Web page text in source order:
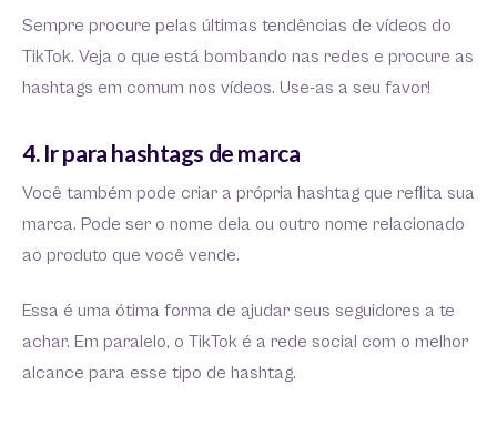
Sempre procure pelas últimas tendências de vídeos do
TikTok. Veja o que está bombando nas redes e procure as
hashtags em comum nos vídeos. Use-as a seu favor!
4. Ir para hashtags de marca
Você também pode criar a própria hashtag que reflita sua
marca. Pode ser o nome dela ou outro nome relacionado
ao produto que você vende.
Essa é uma ótima forma de ajudar seus seguidores a te
achar. Em paralelo, o TikTok é a rede social com o melhor
alcance para esse tipo de hashtag.